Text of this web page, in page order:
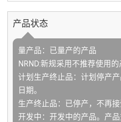
产品状态
量产品：已量产的产品
NRND:新规采用不推荐使用的
计划生产终止品：计划停产
日期。
生产终止品：已停产，不再接
开发中：开发中的产品。产